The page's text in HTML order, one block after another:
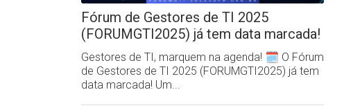
Fórum de Gestores de TI 2025
(FORUMGTI2025) já tem data marcada!
Gestores de TI, marquem na agenda! 🗓️ O Fórum
de Gestores de TI 2025 (FORUMGTI2025) já tem
data marcada! Um...